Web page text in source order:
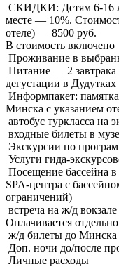
СКИДКИ: Детям 6-16
месте — 10%.
отеле) — 8500 руб.
В стоимость включено
Проживание в
Питание — 2 завтрака
дегустации в Дудутках
Информпакет:
Минска с указанием
автобус туркласса на
входные билеты в
Экскурсии по
Услуги гида-
Посещение бассейна
SPA-центра с
ограничений)
встреча на ж/д
Оплачивается отдельно
ж/д билеты до Минска
Доп. ночи до/после
Личные расходы